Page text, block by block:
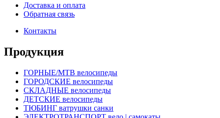
Доставка и оплата
Обратная связь
Контакты
Продукция
ГОРНЫЕ/MTB велосипеды
ГОРОДСКИЕ велосипеды
СКЛАДНЫЕ велосипеды
ДЕТСКИЕ велосипеды
ТЮБИНГ ватрушки санки